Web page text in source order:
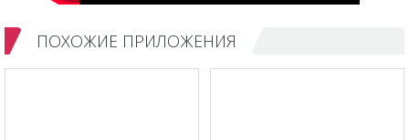
ПОХОЖИЕ ПРИЛОЖЕНИЯ